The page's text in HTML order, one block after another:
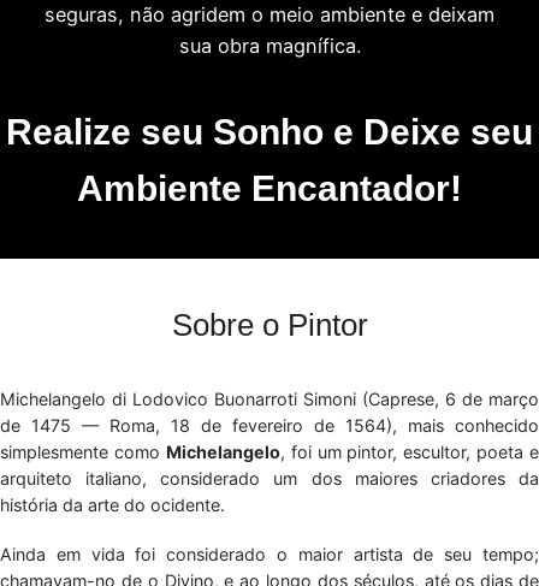
seguras, não agridem o meio ambiente e deixam
sua obra magnífica.
Realize seu Sonho e Deixe seu
Ambiente Encantador!
Sobre o Pintor
Michelangelo di Lodovico Buonarroti Simoni (Caprese, 6 de março
de 1475 — Roma, 18 de fevereiro de 1564), mais conhecido
simplesmente como Michelangelo, foi um pintor, escultor, poeta e
arquiteto italiano, considerado um dos maiores criadores da
história da arte do ocidente.
Ainda em vida foi considerado o maior artista de seu tempo;
chamavam-no de o Divino, e ao longo dos séculos, até os dias de